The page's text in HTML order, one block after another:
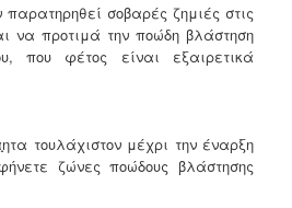
σοβαρές ζημιές στις
να προτιμά την ποώδη βλάστηση
που φέτος είναι εξαιρετικά
τουλάχιστον μέχρι την έναρξη
ζώνες ποώδους βλάστησης